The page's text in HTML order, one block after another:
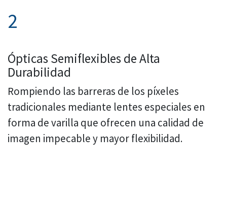
2
Ópticas Semiflexibles de Alta
Durabilidad
Rompiendo las barreras de los píxeles
tradicionales mediante lentes especiales en
forma de varilla que ofrecen una calidad de
imagen impecable y mayor flexibilidad.